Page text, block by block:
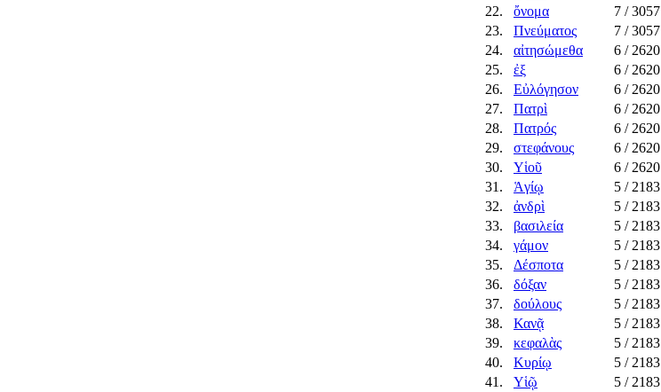
22.
ὄνομα 7 / 3057
23.
Πνεύματος 7 / 3057
24.
αἰτησώμεθα 6 / 2620
25.
ἐξ 6 / 2620
26.
Εὐλόγησον 6 / 2620
27.
Πατρὶ 6 / 2620
28.
Πατρός 6 / 2620
29.
στεφάνους 6 / 2620
30.
Υἱοῦ 6 / 2620
31.
Ἁγίῳ 5 / 2183
32.
ἀνδρὶ 5 / 2183
33.
βασιλεία 5 / 2183
34.
γάμον 5 / 2183
35.
Δέσποτα 5 / 2183
36.
δόξαν 5 / 2183
37.
δούλους 5 / 2183
38.
Κανᾷ 5 / 2183
39.
κεφαλὰς 5 / 2183
40.
Κυρίῳ 5 / 2183
41.
Υἱῷ 5 / 2183